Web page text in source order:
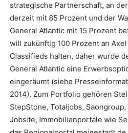
strategische Partnerschaft, an
derzeit mit 85 Prozent und der
General Atlantic mit 15 Prozent
will zukünftig 100 Prozent an
Classifieds halten, daher wurde
General Atlantic eine
eingeräumt (siehe
2014). Zum Portfolio gehören
StepStone, Totaljobs,
Jobsite, Immobilienportale wie